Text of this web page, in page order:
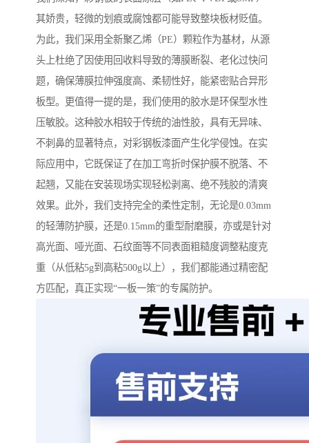
其娇贵，轻微的划痕或腐蚀都可能导致整块板材贬值。
为此，我们采用全新聚乙烯（PE）颗粒作为基材，从源
头上杜绝了因使用回收料导致的薄膜断裂、老化过快问
题，确保薄膜拉伸强度高、柔韧性好，能紧密贴合异形
板型。更值得一提的是，我们使用的胶水是环保型水性
压敏胶。这种胶水相较于传统的油性胶，具有无异味、
不刺鼻的显著特点，对彩钢板漆面产生化学侵蚀。在实
际应用中，它既保证了在加工弯折时保护膜不脱落、不
起翘，又能在安装现场实现轻松剥离、绝不残胶的清爽
效果。此外，我们支持完全的柔性定制，无论是0.03mm
的轻薄防护膜，还是0.15mm的重型耐磨膜，亦或是针对
高光面、哑光面、石纹面等不同表面粗糙度调整粘度克
重（从低粘5g到高粘500g以上），我们都能通过精密配
方匹配，真正实现“一板一策”的专属防护。